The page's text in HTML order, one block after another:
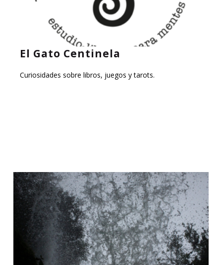
El Gato Centinela
Curiosidades sobre libros, juegos y tarots.